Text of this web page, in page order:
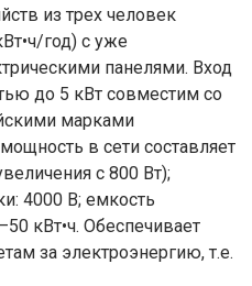
из трех человек
год) с уже
панелями. Вход
до 5 кВт совместим со
марками
в сети составляет
с 800 Вт);
4000 В; емкость
кВт•ч. Обеспечивает
за электроэнергию, т.е.